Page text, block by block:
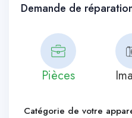
Demande de
Pièces
Catégorie de votre